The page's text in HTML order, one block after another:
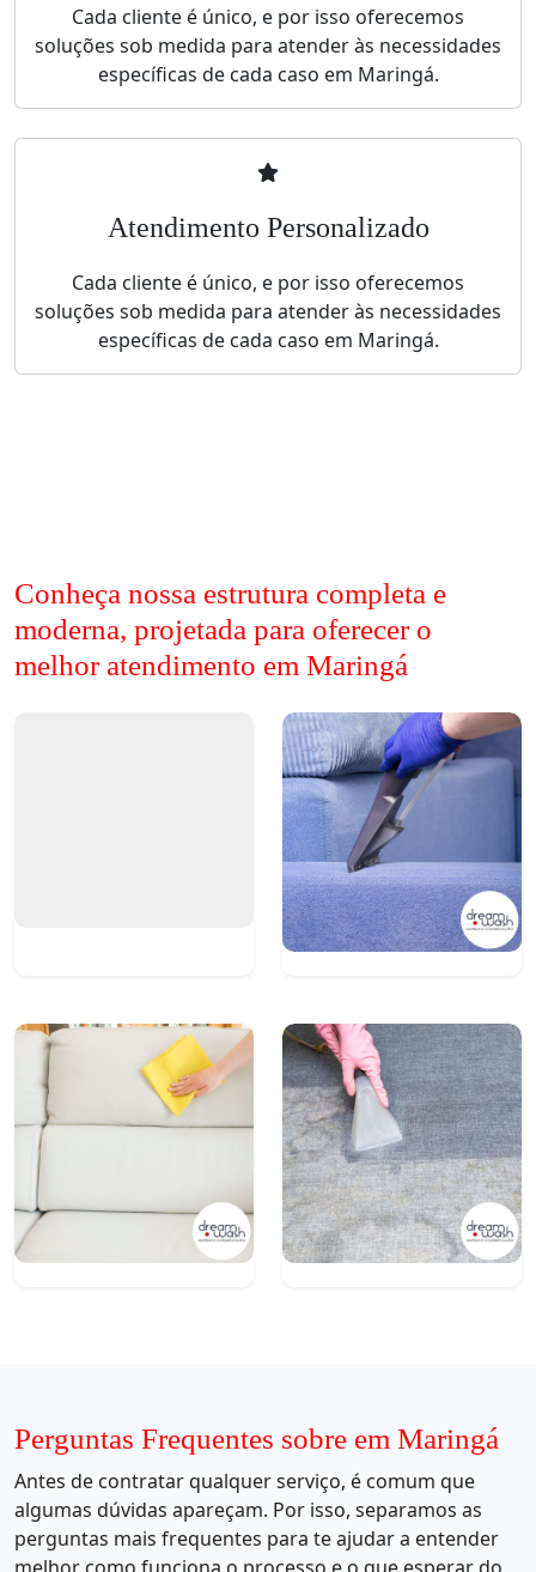
Cada cliente é único, e por isso oferecemos
soluções sob medida para atender às necessidades
específicas de cada caso em Maringá.
Atendimento Personalizado
Cada cliente é único, e por isso oferecemos
soluções sob medida para atender às necessidades
específicas de cada caso em Maringá.
Conheça nossa estrutura completa e
moderna, projetada para oferecer o
melhor atendimento em Maringá
Perguntas Frequentes sobre em Maringá
Antes de contratar qualquer serviço, é comum que
algumas dúvidas apareçam. Por isso, separamos as
perguntas mais frequentes para te ajudar a entender